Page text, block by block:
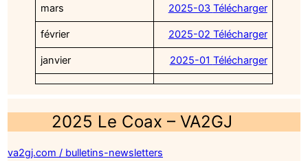
mars 2025-03 Télécharger
février 2025-02 Télécharger
janvier 2025-01 Télécharger
2025 Le Coax – VA2GJ
va2gj.com / bulletins-newsletters